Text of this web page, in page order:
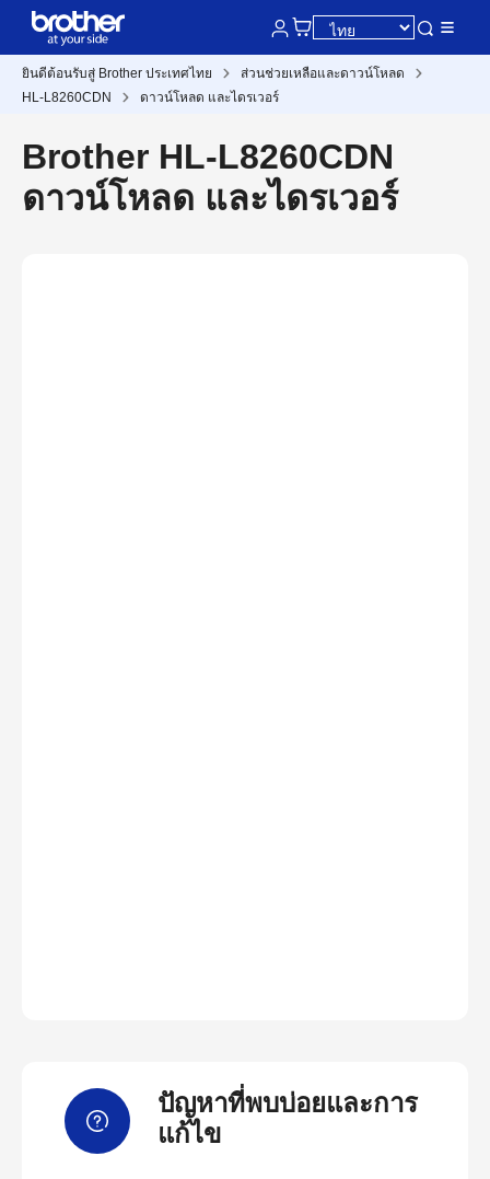
ยินดีต้อนรับสู่ Brother ประเทศไทย
ส่วนช่วยเหลือและดาวน์โหลด
HL-L8260CDN
ดาวน์โหลด และไดรเวอร์
Brother HL-L8260CDN
ดาวน์โหลด และไดรเวอร์
ปัญหาที่พบบ่อยและการ
แก้ไข